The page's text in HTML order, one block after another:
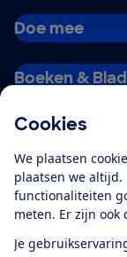
Cookies
We plaatsen
plaatsen we altijd.
functionaliteiten
meten. Er zijn ook
Je
Doe mee
Boeken &